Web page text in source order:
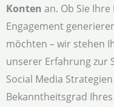
Konten an. Ob Sie
Engagement
möchten – wir stehen
unserer Erfahrung zur
Social Media
Bekanntheitsgrad